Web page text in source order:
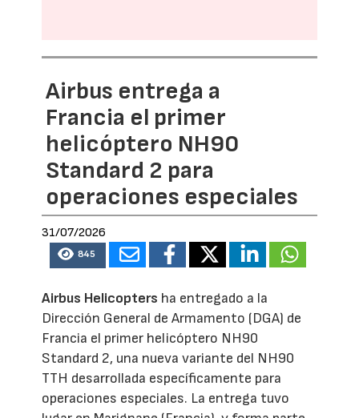
Airbus entrega a
Francia el primer
helicóptero NH90
Standard 2 para
operaciones especiales
31/07/2026
845
Airbus Helicopters ha entregado a la
Dirección General de Armamento (DGA) de
Francia el primer helicóptero NH90
Standard 2, una nueva variante del NH90
TTH desarrollada específicamente para
operaciones especiales. La entrega tuvo